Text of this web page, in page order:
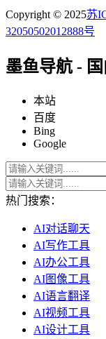
Copyright © 2025苏
32050502012888号
墨鱼导航 -
本站
百度
Bing
Google
热门搜索：
AI对话聊天
AI写作工具
AI办公工具
AI图像工具
AI语言翻译
AI视频工具
AI设计工具